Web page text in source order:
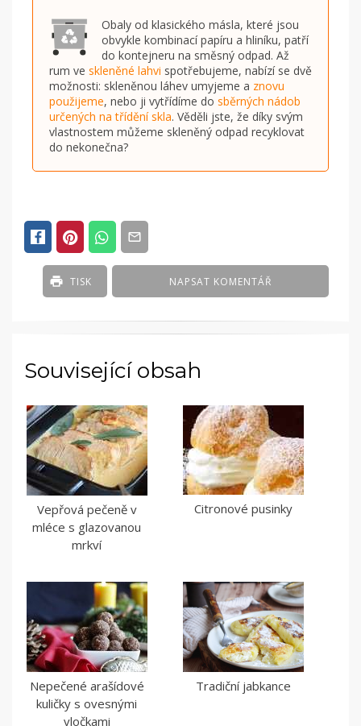
Obaly od klasického másla, které jsou
obvykle kombinací papíru a hliníku, patří
do kontejneru na směsný odpad. Až
rum ve skleněné lahvi spotřebujeme, nabízí se dvě
možnosti: skleněnou láhev umyjeme a znovu
použijeme, nebo ji vytřídíme do sběrných nádob
určených na třídění skla. Věděli jste, že díky svým
vlastnostem můžeme skleněný odpad recyklovat
do nekonečna?
NAPSAT KOMENTÁŘ
TISK
Související obsah
Vepřová pečeně v
mléce s glazovanou
mrkví
Citronové pusinky
Nepečené arašídové
kuličky s ovesnými
vločkami
Tradiční jabkance